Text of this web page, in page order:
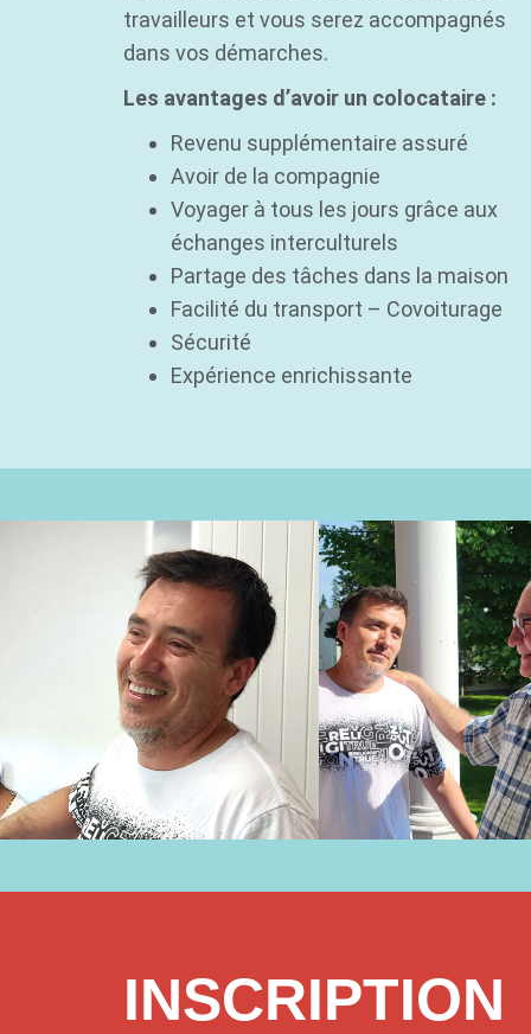
travailleurs et vous serez accompagnés
dans vos démarches.
Les avantages d’avoir un colocataire :
Revenu supplémentaire assuré
Avoir de la compagnie
Voyager à tous les jours grâce aux
échanges interculturels
Partage des tâches dans la maison
Facilité du transport – Covoiturage
Sécurité
Expérience enrichissante
INSCRIPTION